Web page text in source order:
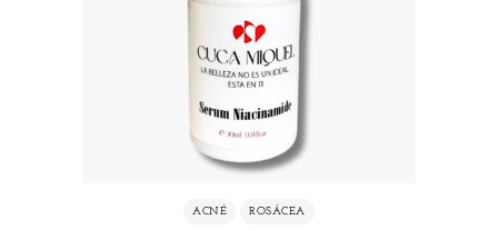
ACNÉ ROSÁCEA